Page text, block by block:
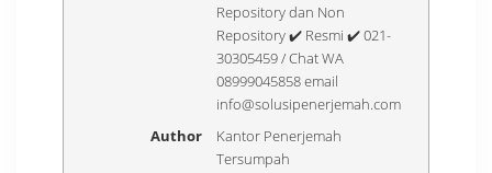
Repository dan Non
Repository ✔️ Resmi ✔️ 021-
30305459 / Chat WA
08999045858 email
info@solusipenerjemah.com
Author
Kantor Penerjemah
Tersumpah